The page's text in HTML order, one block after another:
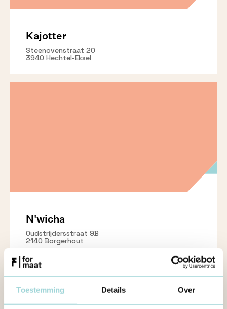
Toestemming Details Over
Kajotter
Steenovenstraat 20
3940 Hechtel-Eksel
N'wicha
Oudstrijdersstraat 9B
2140 Borgerhout